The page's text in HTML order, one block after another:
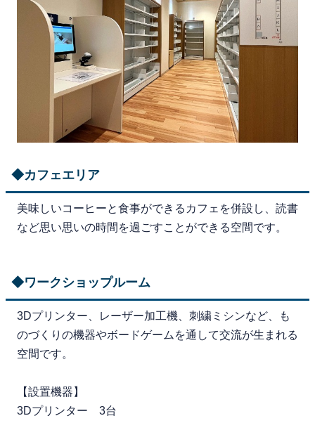
◆カフェエリア
美味しいコーヒーと食事ができるカフェを併設し、読書
など思い思いの時間を過ごすことができる空間です。
◆ワークショップルーム
3Dプリンター、レーザー加工機、刺繍ミシンなど、も
のづくりの機器やボードゲームを通して交流が生まれる
空間です。
【設置機器】
3Dプリンター 3台